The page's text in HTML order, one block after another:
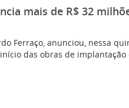
mais de R$ 32
Ferraço, anunciou, nessa
das obras de